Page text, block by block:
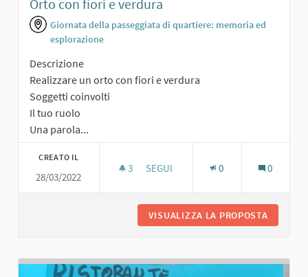
Orto con fiori e verdura
Giornata della passeggiata di quartiere: memoria ed
esplorazione
Descrizione
Realizzare un orto con fiori e verdura
Soggetti coinvolti
Il tuo ruolo
Una parola...
CREATO IL
28/03/2022
3 3 SOSTENITORI
SEGUI 0 0
VISUALIZZA LA PROPOSTA